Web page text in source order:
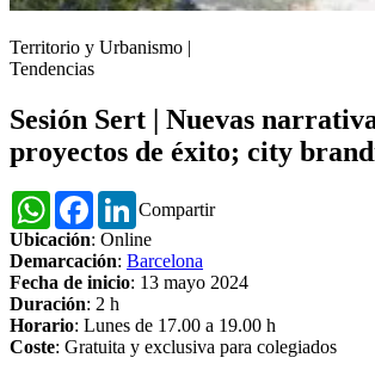
Territorio y Urbanismo |
Tendencias
Sesión Sert | Nuevas
proyectos de éxito; city
Compartir
WhatsAppFacebookLinkedIn
Ubicación: Online
Demarcación: Barcelona
Fecha de inicio: 13 mayo 2024
Duración: 2 h
Horario: Lunes de 17.00 a 19.00 h
Coste: Gratuita y exclusiva para colegiados